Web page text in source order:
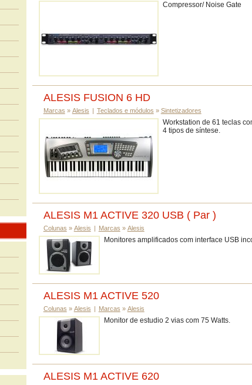
Compressor/ Noise Gate
ALESIS FUSION 6 HD
Marcas » Alesis | Teclados e módulos » Sintetizadores
Workstation de 61 teclas
4 tipos de síntese.
ALESIS M1 ACTIVE 320 USB ( Par )
Colunas » Alesis | Marcas » Alesis
Monitores amplificados com interface USB
ALESIS M1 ACTIVE 520
Colunas » Alesis | Marcas » Alesis
Monitor de estudio 2 vias com 75 Watts.
ALESIS M1 ACTIVE 620